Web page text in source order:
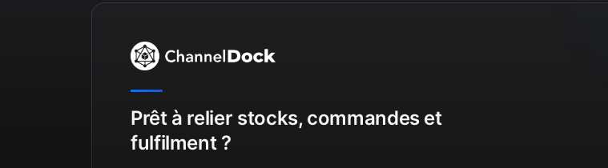
Prêt à relier stocks, commandes et
fulfilment ?